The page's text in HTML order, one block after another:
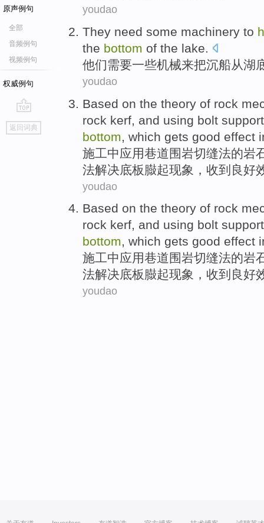
原声例句
全部
音频例句
视频例句
权威例句
go
top
返回词典
youdao
They need some machinery to
the bottom of the lake.
他们需要一些机械来把沉船从湖
youdao
Based on the theory of rock
rock kerf , and using bolt support
bottom , which gets good effect
施工中应用巷道 围岩切缝法的岩
法解决底板臌起现象， 收到 良好
youdao
Based on the theory of rock
rock kerf, and using bolt support
bottom, which gets good effect
施工中应用巷道 围岩切缝法的岩
法解决底板臌起现象， 收到 良好
youdao